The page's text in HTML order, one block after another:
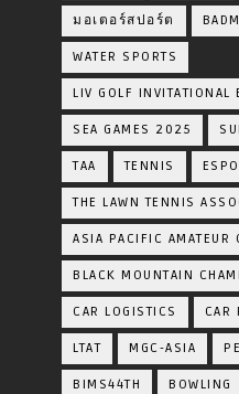
มอเตอร์สปอร์ต
WATER SPORTS
LIV GOLF INVITATIONAL
SEA GAMES 2025
TAA TENNIS
THE LAWN TENNIS
ASIA PACIFIC AMATEUR
BLACK MOUNTAIN
CAR LOGISTICS CAR
LTAT MGC-ASIA
BIMS44TH BOWLING